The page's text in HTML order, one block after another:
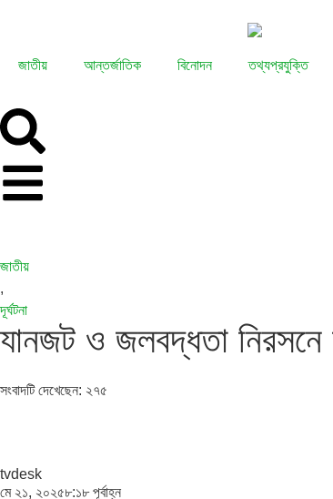
জাতীয় আন্তর্জাতিক বিনোদন তথ্যপ্রযুক্তি
জাতীয়
,
দূর্ঘটনা
যানজট ও জলবদ্ধতা নিরসনে
সংবাদটি দেখেছেন: ২৭৫
tvdesk
মে ২১, ২০২৫৮:১৮ পূর্বাহ্ন